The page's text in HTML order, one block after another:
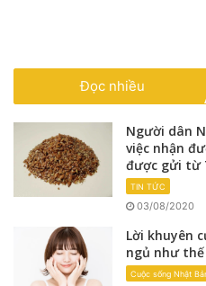
Đọc nhiều
Người dân
việc nhận
được gửi từ
TIN TỨC
03/08/2020
Lời khuyên
ngủ như thế
Cuộc sống Nhật